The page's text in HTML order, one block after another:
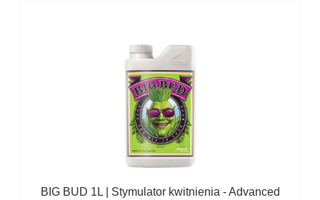
BIG BUD 1L | Stymulator kwitnienia - Advanced